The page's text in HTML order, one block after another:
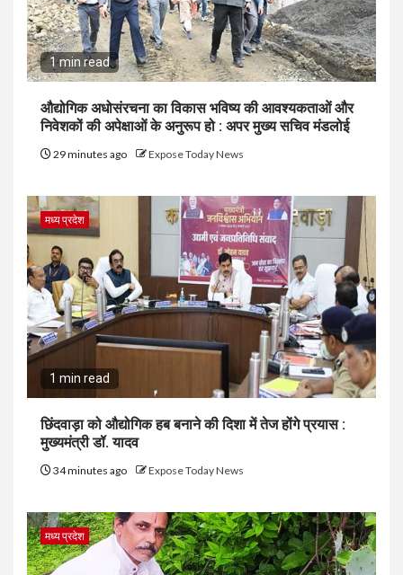
1 min read
औद्योगिक अधोसंरचना का विकास भविष्य की आवश्यकताओं और
निवेशकों की अपेक्षाओं के अनुरूप हो : अपर मुख्य सचिव मंडलोई
29 minutes ago Expose Today News
मध्य प्रदेश
1 min read
छिंदवाड़ा को औद्योगिक हब बनाने की दिशा में तेज होंगे प्रयास :
मुख्यमंत्री डॉ. यादव
34 minutes ago Expose Today News
मध्य प्रदेश